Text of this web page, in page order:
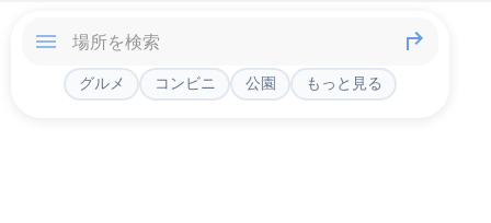
グルメ コンビニ 公園 もっと見る